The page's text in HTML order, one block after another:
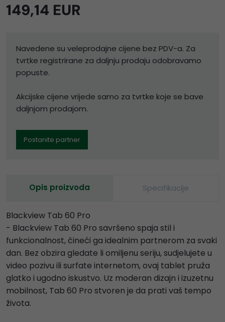
149,14 EUR
Navedene su veleprodajne cijene bez PDV-a. Za
tvrtke registrirane za daljnju prodaju odobravamo
popuste.
Akcijske cijene vrijede samo za tvrtke koje se bave
daljnjom prodajom.
Postanite partner
Opis proizvoda Specifikacije
Blackview Tab 60 Pro
- Blackview Tab 60 Pro savršeno spaja stil i
funkcionalnost, čineći ga idealnim partnerom za svaki
dan. Bez obzira gledate li omiljenu seriju, sudjelujete u
video pozivu ili surfate internetom, ovaj tablet pruža
glatko i ugodno iskustvo. Uz moderan dizajn i izuzetnu
mobilnost, Tab 60 Pro stvoren je da prati vaš tempo
života.